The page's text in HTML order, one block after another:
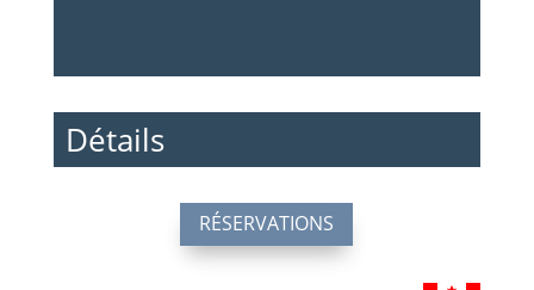
Détails
RÉSERVATIONS